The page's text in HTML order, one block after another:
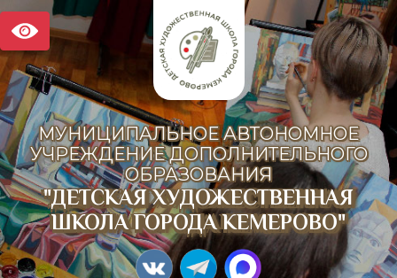
МУНИЦИПАЛЬНОЕ АВТОНОМНОЕ
УЧРЕЖДЕНИЕ ДОПОЛНИТЕЛЬНОГО
ОБРАЗОВАНИЯ
"ДЕТСКАЯ ХУДОЖЕСТВЕННАЯ
ШКОЛА ГОРОДА КЕМЕРОВО"